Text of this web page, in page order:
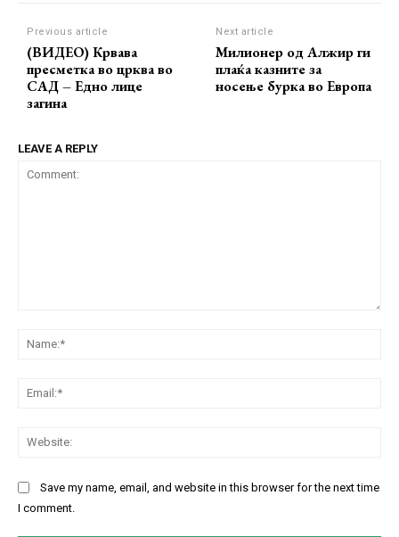
Previous article
(ВИДЕО) Крвава
пресметка во црква во
САД – Едно лице
загина
Next article
Милионер од Алжир ги
плаќа казните за
носење бурка во Европа
LEAVE A REPLY
Save my name, email, and website in this browser for the next time
I comment.